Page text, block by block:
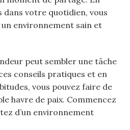
votre quotidien, vous
environnement sain et
peut sembler une tâche
conseils pratiques et en
vous pouvez faire de
havre de paix. Commencez
d’un environnement